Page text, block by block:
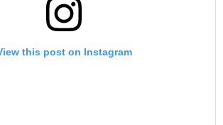
this post on Instagram